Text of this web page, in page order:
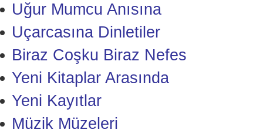
Uğur Mumcu Anısına
Uçarcasına Dinletiler
Biraz Coşku Biraz Nefes
Yeni Kitaplar Arasında
Yeni Kayıtlar
Müzik Müzeleri